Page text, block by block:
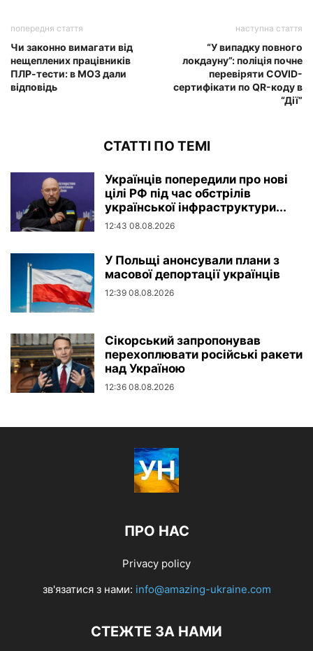
попередня стаття
Чи законно вимагати від
нещеплених працівників
ПЛР-тести: в МОЗ дали
відповідь
наступна стаття
“У випадку повного
локдауну”: поліція почне
перевіряти COVID-
сертифікати по QR-коду в
“Дії”
СТАТТІ ПО ТЕМІ
Українців попередили про нові
цілі РФ під час обстрілів
української інфраструктури...
12:43 08.08.2026
У Польщі анонсували плани з
масової депортації українців
12:39 08.08.2026
Сікорський запропонував
перехоплювати російські ракети
над Україною
12:36 08.08.2026
ПРО НАС
Privacy policy
зв'язатися з нами: info@amazing-ukraine.com
СТЕЖТЕ ЗА НАМИ